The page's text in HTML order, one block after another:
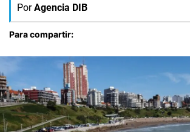
Por Agencia DIB
Para compartir: